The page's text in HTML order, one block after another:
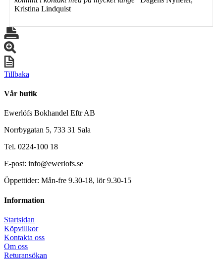
Kristina Lindquist
Tillbaka
Vår butik
Ewerlöfs Bokhandel Eftr AB
Norrbygatan 5, 733 31 Sala
Tel. 0224-100 18
E-post: info@ewerlofs.se
Öppettider: Mån-fre 9.30-18, lör 9.30-15
Information
Startsidan
Köpvillkor
Kontakta oss
Om oss
Returansökan